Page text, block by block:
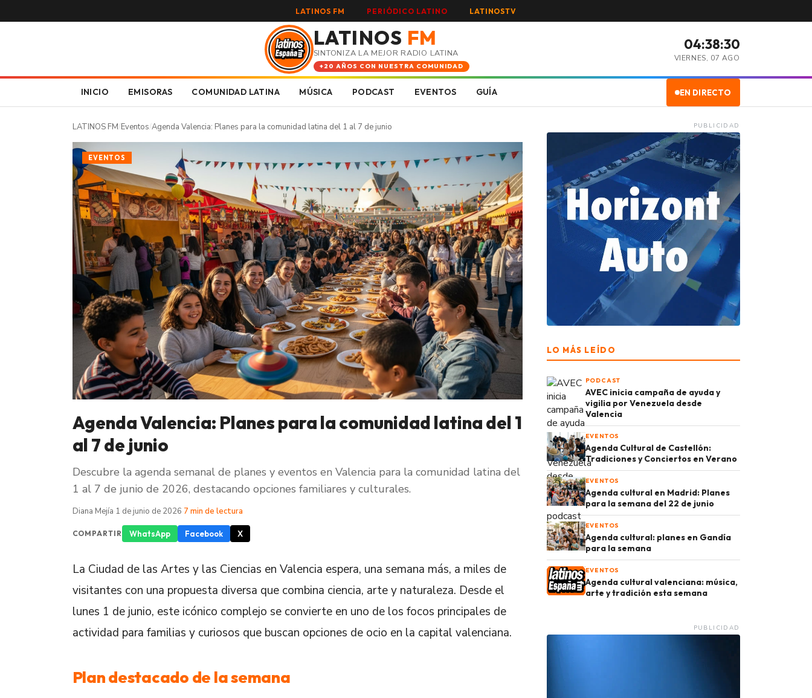
LATINOS FM PERIÓDICO LATINO LATINOSTV
LATINOS FM
SINTONIZA LA MEJOR RADIO LATINA
+20 AÑOS CON NUESTRA COMUNIDAD
04:38:31
VIERNES, 07 AGO
INICIO EMISORAS COMUNIDAD LATINA MÚSICA PODCAST EVENTOS GUÍA EN DIRECTO
LATINOS FM/Eventos/Agenda Valencia: Planes para la comunidad latina del 1 al 7 de junio
EVENTOS
Agenda Valencia: Planes para la comunidad latina del 1
al 7 de junio
Descubre la agenda semanal de planes y eventos en Valencia para la comunidad latina del
1 al 7 de junio de 2026, destacando opciones familiares y culturales.
Diana Mejía·1 de junio de 2026·7 min de lectura
COMPARTIR WhatsApp Facebook X
La Ciudad de las Artes y las Ciencias en Valencia espera, una semana más, a miles de
visitantes con una propuesta diversa que combina ciencia, arte y naturaleza. Desde el
lunes 1 de junio, este icónico complejo se convierte en uno de los focos principales de
actividad para familias y curiosos que buscan opciones de ocio en la capital valenciana.
Plan destacado de la semana
PUBLICIDAD
LO MÁS LEÍDO
PODCAST
AVEC inicia campaña de ayuda y
vigilia por Venezuela desde
Valencia
EVENTOS
Agenda Cultural de Castellón:
Tradiciones y Conciertos en Verano
EVENTOS
Agenda cultural en Madrid: Planes
para la semana del 22 de junio
EVENTOS
Agenda cultural: planes en Gandía
para la semana
EVENTOS
Agenda cultural valenciana: música,
arte y tradición esta semana
PUBLICIDAD